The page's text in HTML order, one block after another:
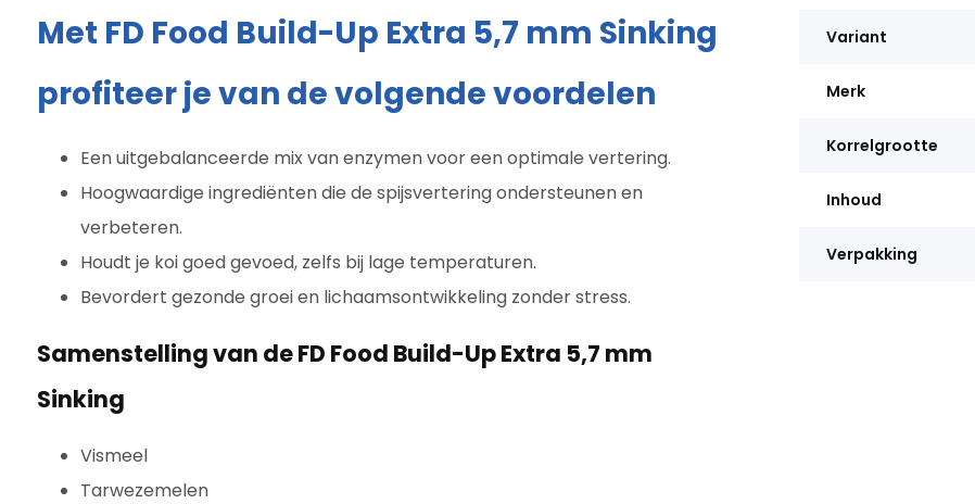
Met FD Food Build-Up Extra 5,7 mm Sinking
profiteer je van de volgende voordelen
Een uitgebalanceerde mix van enzymen voor een optimale vertering.
Hoogwaardige ingrediënten die de spijsvertering ondersteunen en
verbeteren.
Houdt je koi goed gevoed, zelfs bij lage temperaturen.
Bevordert gezonde groei en lichaamsontwikkeling zonder stress.
Samenstelling van de FD Food Build-Up Extra 5,7 mm
Sinking
Vismeel
Tarwezemelen
Variant
Merk
Korrelgrootte
Inhoud
Verpakking